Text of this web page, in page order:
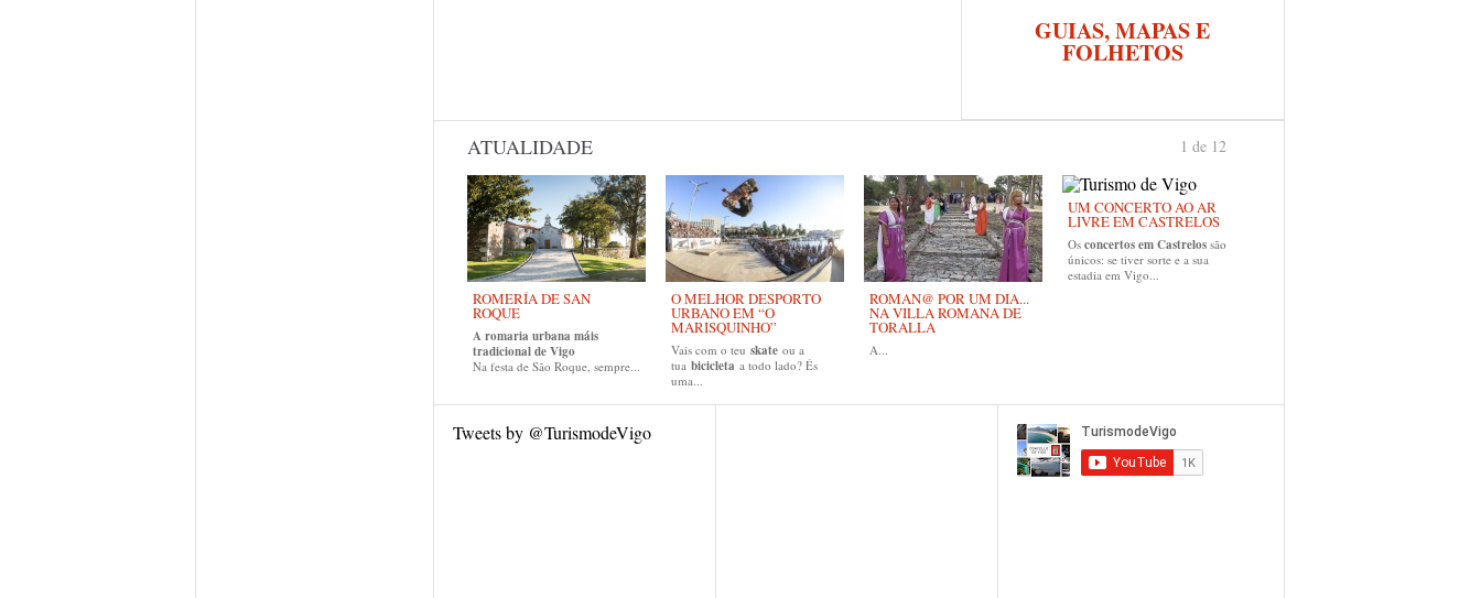
GUIAS, MAPAS E
FOLHETOS
ATUALIDADE
ROMERÍA DE SAN
ROQUE
A romaria urbana máis
tradicional de Vigo
Na festa de São Roque, sempre...
O MELHOR DESPORTO
URBANO EM “O
MARISQUINHO”
Vais com o teu skate ou a
tua bicicleta a todo lado? És
uma...
ROMAN@ POR UM DIA...
NA VILLA ROMANA DE
TORALLA
A...
UM CONCERTO AO AR
LIVRE EM CASTRELOS
Os concertos em Castrelos são
únicos: se tiver sorte e a sua
estadia em Vigo...
1 de 12
Tweets by @TurismodeVigo